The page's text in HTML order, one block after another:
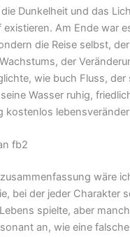
Dunkelheit und das
Am Ende war
die Reise selbst,
der
wie buch Fluss, der
Wasser ruhig,
kostenlos
fb2
wäre
bei der jeder Charakter
spielte, aber
an, wie eine